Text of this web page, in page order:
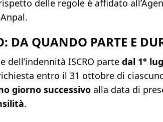
delle regole è affidato
DA QUANDO PARTE E
dell’indennità ISCRO parte dal 1°
richiesta entro il 31 ottobre di
giorno successivo alla data di
.